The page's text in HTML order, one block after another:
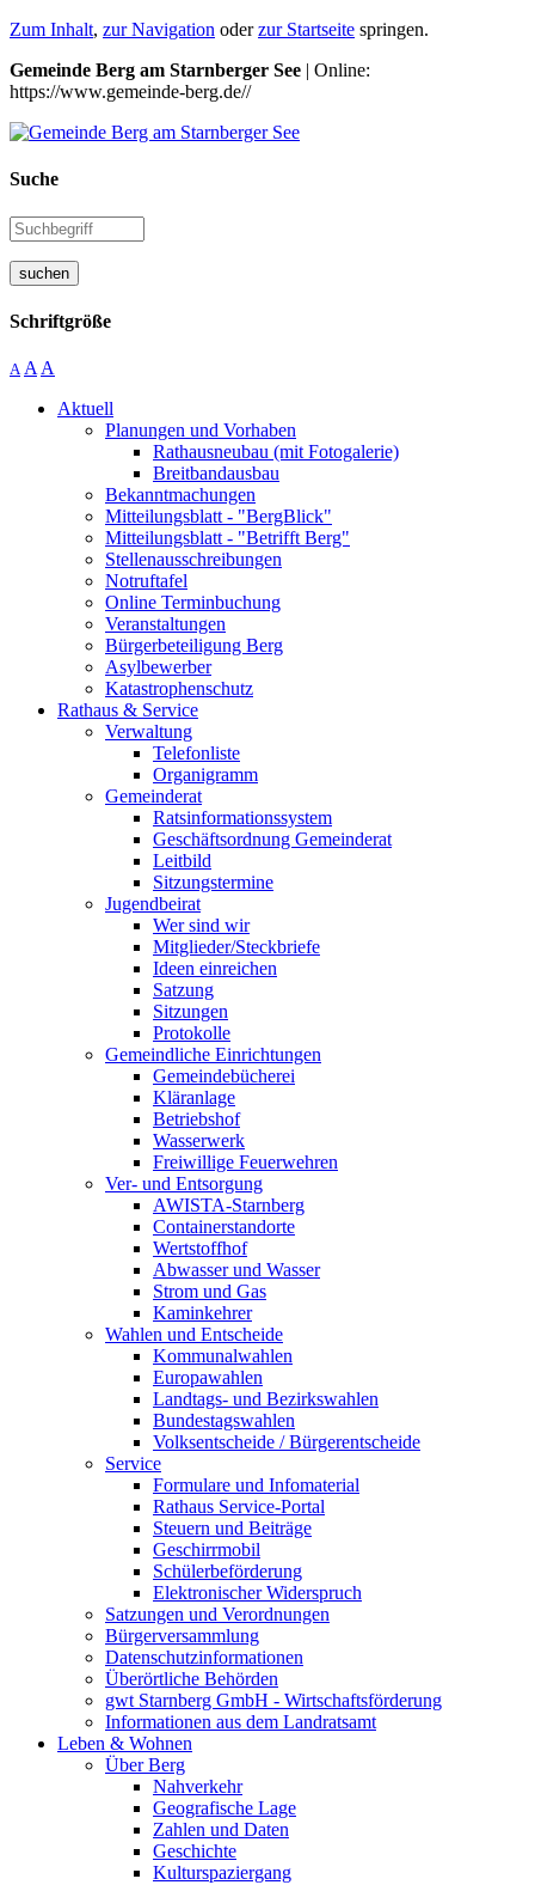
Zum Inhalt, zur Navigation oderzur Startseite springen.
Gemeinde Berg am Starnberger See | Online:
https://www.gemeinde-berg.de//
Suche
suchen
Schriftgröße
A A A
Aktuell
Planungen und Vorhaben
Rathausneubau (mit Fotogalerie)
Breitbandausbau
Bekanntmachungen
Mitteilungsblatt - "BergBlick"
Mitteilungsblatt - "Betrifft Berg"
Stellenausschreibungen
Notruftafel
Online Terminbuchung
Veranstaltungen
Bürgerbeteiligung Berg
Asylbewerber
Katastrophenschutz
Rathaus & Service
Verwaltung
Telefonliste
Organigramm
Gemeinderat
Ratsinformationssystem
Geschäftsordnung Gemeinderat
Leitbild
Sitzungstermine
Jugendbeirat
Wer sind wir
Mitglieder/Steckbriefe
Ideen einreichen
Satzung
Sitzungen
Protokolle
Gemeindliche Einrichtungen
Gemeindebücherei
Kläranlage
Betriebshof
Wasserwerk
Freiwillige Feuerwehren
Ver- und Entsorgung
AWISTA-Starnberg
Containerstandorte
Wertstoffhof
Abwasser und Wasser
Strom und Gas
Kaminkehrer
Wahlen und Entscheide
Kommunalwahlen
Europawahlen
Landtags- und Bezirkswahlen
Bundestagswahlen
Volksentscheide / Bürgerentscheide
Service
Formulare und Infomaterial
Rathaus Service-Portal
Steuern und Beiträge
Geschirrmobil
Schülerbeförderung
Elektronischer Widerspruch
Satzungen und Verordnungen
Bürgerversammlung
Datenschutzinformationen
Überörtliche Behörden
gwt Starnberg GmbH - Wirtschaftsförderung
Informationen aus dem Landratsamt
Leben & Wohnen
Über Berg
Nahverkehr
Geografische Lage
Zahlen und Daten
Geschichte
Kulturspaziergang